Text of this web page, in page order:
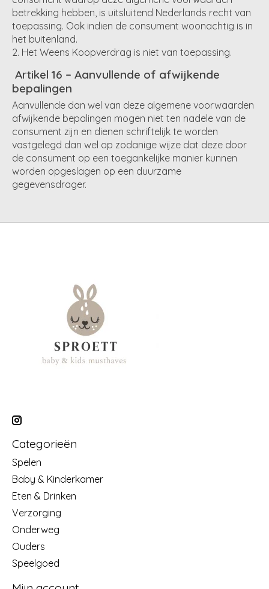
betrekking hebben, is uitsluitend Nederlands recht van
toepassing. Ook indien de consument woonachtig is in
het buitenland.
Het Weens Koopverdrag is niet van toepassing.
Artikel 16 – Aanvullende of afwijkende
bepalingen
Aanvullende dan wel van deze algemene voorwaarden
afwijkende bepalingen mogen niet ten nadele van de
consument zijn en dienen schriftelijk te worden
vastgelegd dan wel op zodanige wijze dat deze door
de consument op een toegankelijke manier kunnen
worden opgeslagen op een duurzame
gegevensdrager.
Categorieën
Spelen
Baby & Kinderkamer
Eten & Drinken
Verzorging
Onderweg
Ouders
Speelgoed